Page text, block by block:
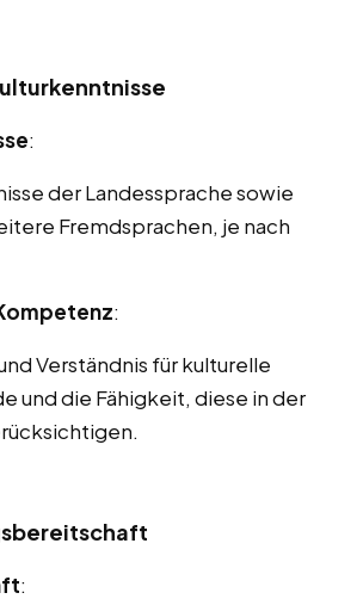
:
der Landessprache sowie
Fremdsprachen, je nach
:
Verständnis für kulturelle
und die Fähigkeit, diese in der
: